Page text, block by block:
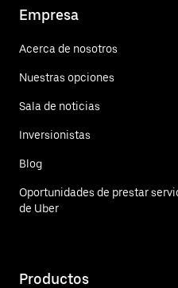
Empresa
Acerca de nosotros
Nuestras opciones
Sala de noticias
Inversionistas
Blog
Oportunidades de prestar
de Uber
Productos